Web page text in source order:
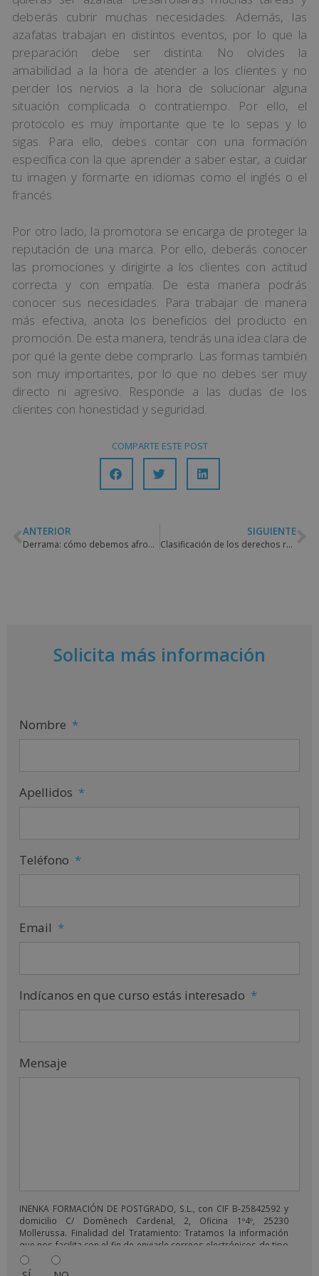
deberás cubrir muchas necesidades. Además, las
azafatas trabajan en distintos eventos, por lo que la
preparación debe ser distinta. No olvides la
amabilidad a la hora de atender a los clientes y no
perder los nervios a la hora de solucionar alguna
situación complicada o contratiempo. Por ello, el
protocolo es muy importante que te lo sepas y lo
sigas. Para ello, debes contar con una formación
específica con la que aprender a saber estar, a cuidar
tu imagen y formarte en idiomas como el inglés o el
francés.
Por otro lado, la promotora se encarga de proteger la
reputación de una marca. Por ello, deberás conocer
las promociones y dirigirte a los clientes con actitud
correcta y con empatía. De esta manera podrás
conocer sus necesidades. Para trabajar de manera
más efectiva, anota los beneficios del producto en
promoción. De esta manera, tendrás una idea clara de
por qué la gente debe comprarlo. Las formas también
son muy importantes, por lo que no debes ser muy
directo ni agresivo. Responde a las dudas de los
clientes con honestidad y seguridad.
COMPARTE ESTE POST
ANTERIOR
Derrama: cómo debemos afrontar este pago en una comunidad de vecinos
SIGUIENTE
Clasificación de los derechos reales de la propiedad
Solicita más información
Nombre *
Apellidos *
Teléfono *
Email *
Indícanos en que curso estás interesado *
Mensaje
INENKA FORMACIÓN DE POSTGRADO, S.L., con CIF B-25842592 y
domicilio C/ Domènech Cardenal, 2, Oficina 1º4º, 25230
Mollerussa. Finalidad del Tratamiento: Tratamos la información
que nos facilita con el fin de enviarle correos electrónicos de tipo
comercial relacionado con los productos ofrecidos y otros tipo
de productos que fueran de su interés. Legitimación del